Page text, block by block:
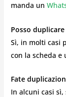
manda un
Posso
Sì, in molti casi
con la scheda e
Fate
In alcuni casi